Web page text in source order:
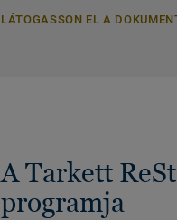
LÁTOGASSON EL A
A Tarkett
programja